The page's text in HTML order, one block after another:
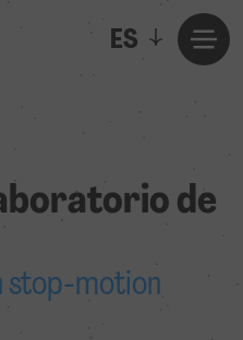
ES
de
stop-motion